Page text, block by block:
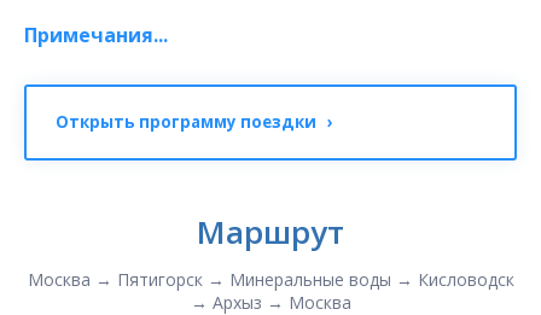
Примечания...
Открыть программу поездки ›
Маршрут
Москва → Пятигорск → Минеральные воды → Кисловодск
→ Архыз → Москва